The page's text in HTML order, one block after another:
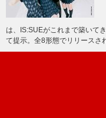
は、IS:SUEがこれまで築いて
て提示。全8形態でリリース